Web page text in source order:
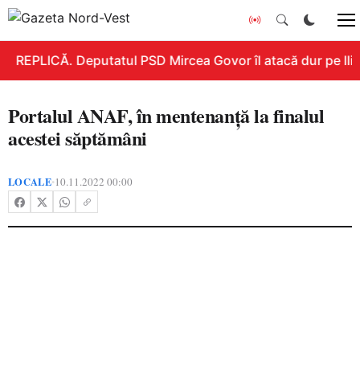
REPLICĂ. Deputatul PSD Mircea Govor îl atacă dur pe
Portalul ANAF, în mentenanță la finalul
acestei săptămâni
LOCALE•10.11.2022 00:00